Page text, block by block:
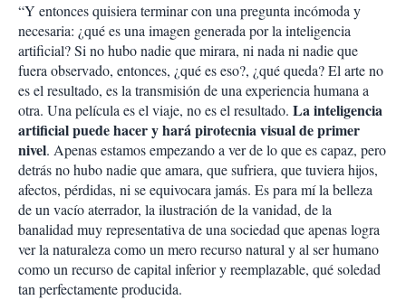
“Y entonces quisiera terminar con una pregunta incómoda y
necesaria: ¿qué es una imagen generada por la inteligencia
artificial? Si no hubo nadie que mirara, ni nada ni nadie que
fuera observado, entonces, ¿qué es eso?, ¿qué queda? El arte no
es el resultado, es la transmisión de una experiencia humana a
otra. Una película es el viaje, no es el resultado. La inteligencia
artificial puede hacer y hará pirotecnia visual de primer
nivel. Apenas estamos empezando a ver de lo que es capaz, pero
detrás no hubo nadie que amara, que sufriera, que tuviera hijos,
afectos, pérdidas, ni se equivocara jamás. Es para mí la belleza
de un vacío aterrador, la ilustración de la vanidad, de la
banalidad muy representativa de una sociedad que apenas logra
ver la naturaleza como un mero recurso natural y al ser humano
como un recurso de capital inferior y reemplazable, qué soledad
tan perfectamente producida.